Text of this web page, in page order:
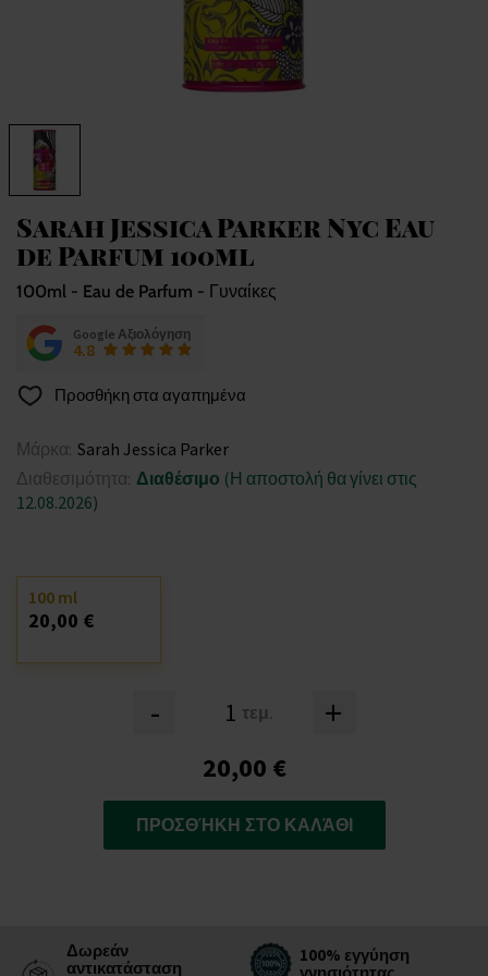
Sarah Jessica Parker Nyc Eau
de Parfum 100ml
100ml - Eau de Parfum - Γυναίκες
Google Αξιολόγηση
4.8
Προσθήκη στα αγαπημένα
Μάρκα: Sarah Jessica Parker
Διαθεσιμότητα: Διαθέσιμο (Η αποστολή θα γίνει στις
12.08.2026)
- τεμ. +
100 ml
20,00 €
20,00 €
ΠΡΟΣΘΉΚΗ ΣΤΟ ΚΑΛΆΘΙ
Δωρεάν
αντικατάσταση
100% εγγύηση